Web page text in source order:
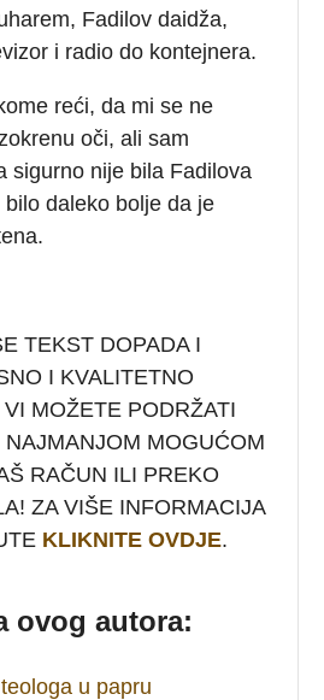
Fadilov daidža,
i radio do kontejnera.
reći, da mi se ne
oči, ali sam
sigurno nije bila Fadilova
daleko bolje da je
TEKST DOPADA I
I KVALITETNO
MOŽETE PODRŽATI
MOGUĆOM
RAČUN ILI PREKO
ZA VIŠE INFORMACIJA
KLIKNITE OVDJE.
ovog autora:
u papru